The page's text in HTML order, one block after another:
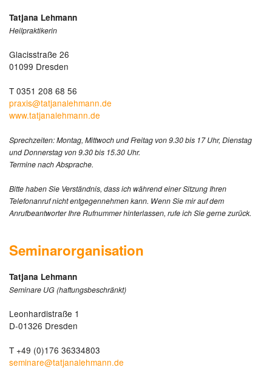
Tatjana Lehmann
Heilpraktikerin
Glacisstraße 26
01099 Dresden
T 0351 208 68 56
praxis@tatjanalehmann.de
www.tatjanalehmann.de
Sprechzeiten: Montag, Mittwoch und Freitag von 9.30 bis 17 Uhr, Dienstag
und Donnerstag von 9.30 bis 15.30 Uhr.
Termine nach Absprache.
Bitte haben Sie Verständnis, dass ich während einer Sitzung Ihren
Telefonanruf nicht entgegennehmen kann. Wenn Sie mir auf dem
Anrufbeantworter Ihre Rufnummer hinterlassen, rufe ich Sie gerne zurück.
Seminarorganisation
Tatjana Lehmann
Seminare UG (haftungsbeschränkt)
Leonhardistraße 1
D-01326 Dresden
T +49 (0)176 36334803
seminare@tatjanalehmann.de